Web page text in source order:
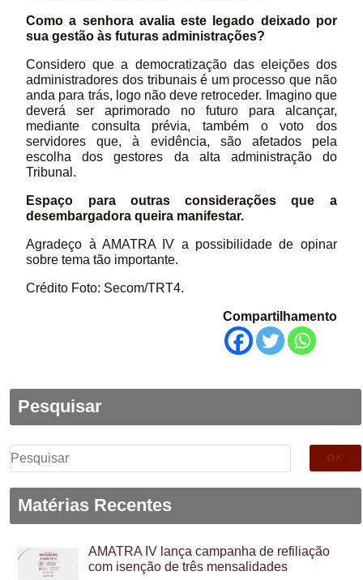
Como a senhora avalia este legado deixado por
sua gestão às futuras administrações?
Considero que a democratização das eleições dos
administradores dos tribunais é um processo que não
anda para trás, logo não deve retroceder. Imagino que
deverá ser aprimorado no futuro para alcançar,
mediante consulta prévia, também o voto dos
servidores que, à evidência, são afetados pela
escolha dos gestores da alta administração do
Tribunal.
Espaço para outras considerações que a
desembargadora queira manifestar.
Agradeço à AMATRA IV a possibilidade de opinar
sobre tema tão importante.
Crédito Foto: Secom/TRT4.
Compartilhamento
Pesquisar
Pesquisar
por:
Matérias Recentes
AMATRA IV lança campanha de refiliação
com isenção de três mensalidades